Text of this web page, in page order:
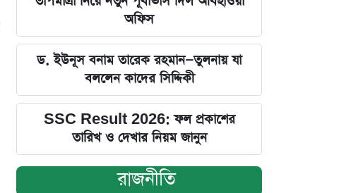
অফিস
ড. ইউনূস বনাম তারেক রহমান—তুলনায় যা
বললেন কাদের সিদ্দিকী
SSC Result 2026: ফল প্রকাশের
তারিখ ও দেখার নিয়ম জানুন
রাজনীতি